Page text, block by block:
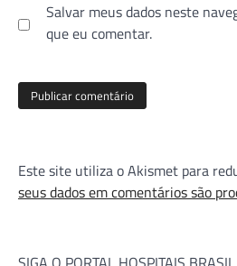
Salvar meus dados neste
que eu comentar.
Este site utiliza o Akismet para
seus dados em comentários são